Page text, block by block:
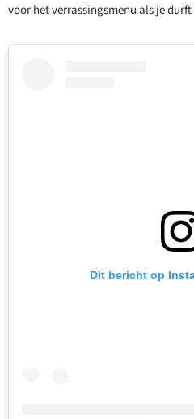
voor het verrassingsmenu als je durft
Dit bericht op